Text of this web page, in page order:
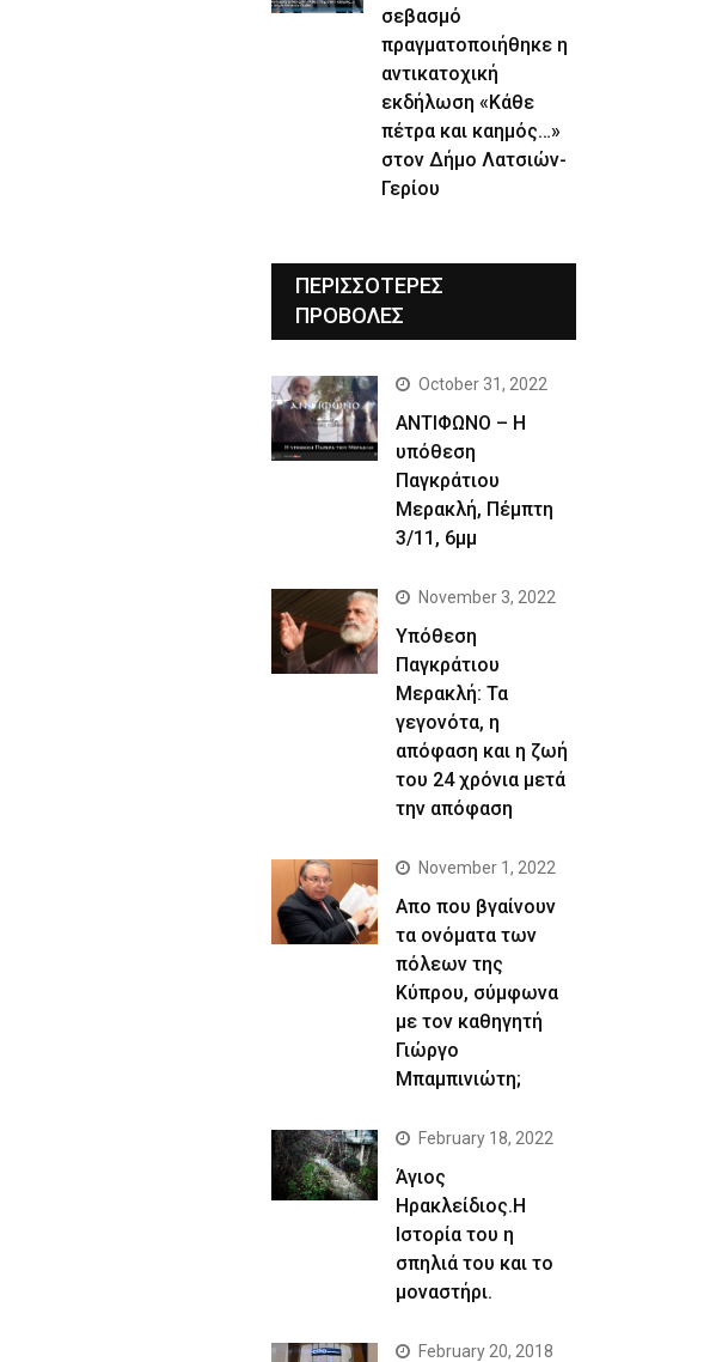
σεβασμό
πραγματοποιήθηκε η
αντικατοχική
εκδήλωση «Κάθε
πέτρα και καημός…»
στον Δήμο Λατσιών-
Γερίου
ΠΕΡΙΣΣΟΤΕΡΕΣ
ΠΡΟΒΟΛΕΣ
October 31, 2022
ΑΝΤΙΦΩΝΟ – Η
υπόθεση
Παγκράτιου
Μερακλή, Πέμπτη
3/11, 6μμ
November 3, 2022
Yπόθεση
Παγκράτιου
Μερακλή: Τα
γεγονότα, η
απόφαση και η ζωή
του 24 χρόνια μετά
την απόφαση
November 1, 2022
Απο που βγαίνουν
τα ονόματα των
πόλεων της
Κύπρου, σύμφωνα
με τον καθηγητή
Γιώργο
Μπαμπινιώτη;
February 18, 2022
Άγιος
Ηρακλείδιος.Η
Ιστορία του η
σπηλιά του και το
μοναστήρι.
February 20, 2018